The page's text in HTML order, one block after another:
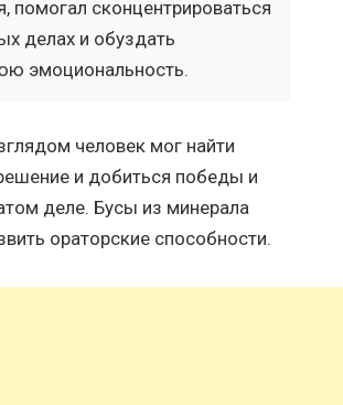
помогал сконцентрироваться
делах и обуздать
эмоциональность.
человек мог найти
и добиться победы и
деле. Бусы из минерала
ораторские способности.